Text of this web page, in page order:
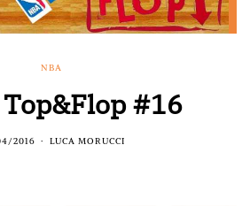
NBA
#16
2016 LUCA MORUCCI